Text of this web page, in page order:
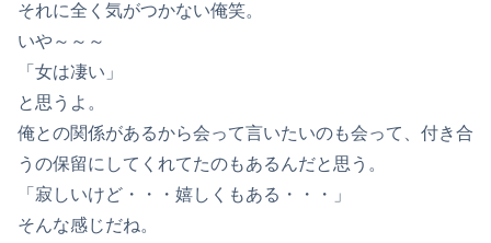
それに全く気がつかない俺笑。
いや～～～
「女は凄い」
と思うよ。
俺との関係があるから会って言いたいのも会って、付き合
うの保留にしてくれてたのもあるんだと思う。
「寂しいけど・・・嬉しくもある・・・」
そんな感じだね。